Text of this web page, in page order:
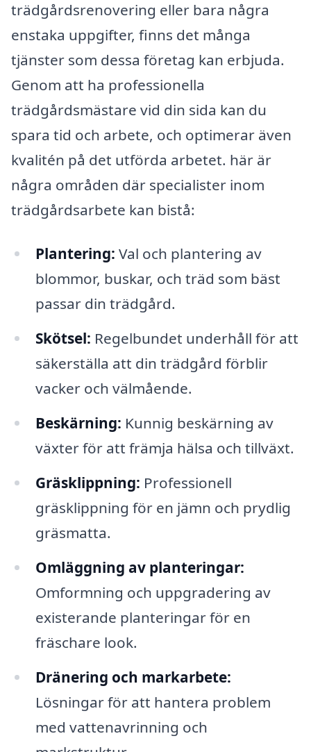
trädgårdsrenovering eller bara några
enstaka uppgifter, finns det många
tjänster som dessa företag kan erbjuda.
Genom att ha professionella
trädgårdsmästare vid din sida kan du
spara tid och arbete, och optimerar även
kvalitén på det utförda arbetet. här är
några områden där specialister inom
trädgårdsarbete kan bistå:
Plantering: Val och plantering av
blommor, buskar, och träd som bäst
passar din trädgård.
Skötsel: Regelbundet underhåll för att
säkerställa att din trädgård förblir
vacker och välmående.
Beskärning: Kunnig beskärning av
växter för att främja hälsa och tillväxt.
Gräsklippning: Professionell
gräsklippning för en jämn och prydlig
gräsmatta.
Omläggning av planteringar:
Omformning och uppgradering av
existerande planteringar för en
fräschare look.
Dränering och markarbete:
Lösningar för att hantera problem
med vattenavrinning och